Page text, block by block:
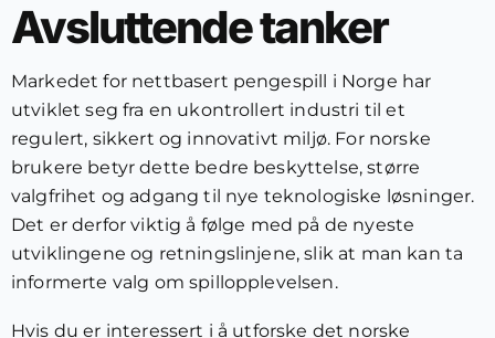
Avsluttende tanker
Markedet for nettbasert pengespill i Norge har
utviklet seg fra en ukontrollert industri til et
regulert, sikkert og innovativt miljø. For norske
brukere betyr dette bedre beskyttelse, større
valgfrihet og adgang til nye teknologiske løsninger.
Det er derfor viktig å følge med på de nyeste
utviklingene og retningslinjene, slik at man kan ta
informerte valg om spillopplevelsen.
Hvis du er interessert i å utforske det norske